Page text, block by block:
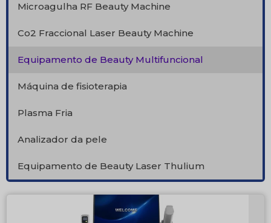
Microagulha RF Beauty Machine
Co2 Fraccional Laser Beauty Machine
Equipamento de Beauty Multifuncional
Máquina de fisioterapia
Plasma Fria
Analizador da pele
Equipamento de Beauty Laser Thulium